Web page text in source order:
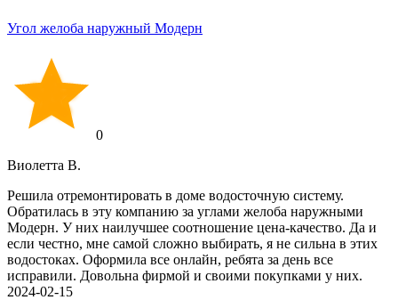
Угол желоба наружный Модерн
0
Виолетта В.
Решила отремонтировать в доме водосточную систему.
Обратилась в эту компанию за углами желоба наружными
Модерн. У них наилучшее соотношение цена-качество. Да и
если честно, мне самой сложно выбирать, я не сильна в этих
водостоках. Оформила все онлайн, ребята за день все
исправили. Довольна фирмой и своими покупками у них.
2024-02-15